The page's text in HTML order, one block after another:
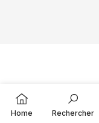
Home Rechercher